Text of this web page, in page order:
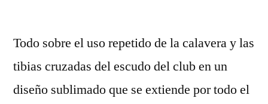
Todo sobre el uso repetido de la calavera y las
tibias cruzadas del escudo del club en un
diseño sublimado que se extiende por todo el